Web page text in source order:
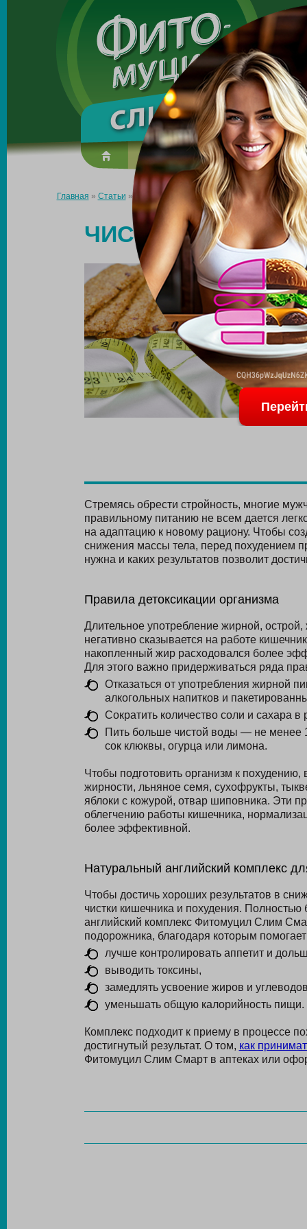
Made in the UK
О препарате Усиль эффект
Главная » Статьи »Чистка организма перед похудением
ЧИСТКА
Стремясь обрести стройность, многие
правильному питанию не всем дается
на адаптацию к новому рациону. Чтобы
снижения массы тела, перед похудением
нужна и каких результатов позволит
Правила детоксикации организма
Длительное употребление жирной,
негативно сказывается на работе
накопленный жир расходовался более
Для этого важно придерживаться ряда
Отказаться от употребления жирной
алкогольных напитков и
Сократить количество соли и сахара в
Пить больше чистой воды — не менее
сок клюквы, огурца или лимона.
Чтобы подготовить организм к
жирности, льняное семя, сухофрукты,
яблоки с кожурой, отвар шиповника. Эти
облегчению работы кишечника,
более эффективной.
Натуральный английский комплекс
Чтобы достичь хороших результатов в
чистки кишечника и похудения.
английский комплекс Фитомуцил Слим
подорожника, благодаря которым
лучше контролировать аппетит и
выводить токсины,
замедлять усвоение жиров и
уменьшать общую калорийность пищи.
Комплекс подходит к приему в процессе
достигнутый результат. О том, как
Фитомуцил Слим Смарт в аптеках или